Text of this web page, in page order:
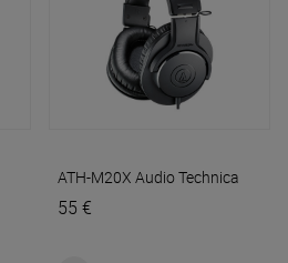
ATH-M20X Audio Technica
55 €